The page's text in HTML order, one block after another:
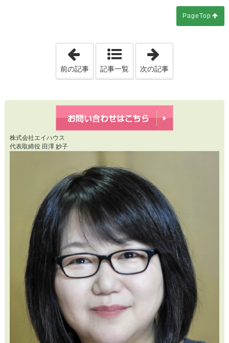
PageTop
「20250806 二階建て注文住宅、ご契
前の記事 記事一覧 次の記事
株式会社エイハウス
代表取締役 田澤 妙子